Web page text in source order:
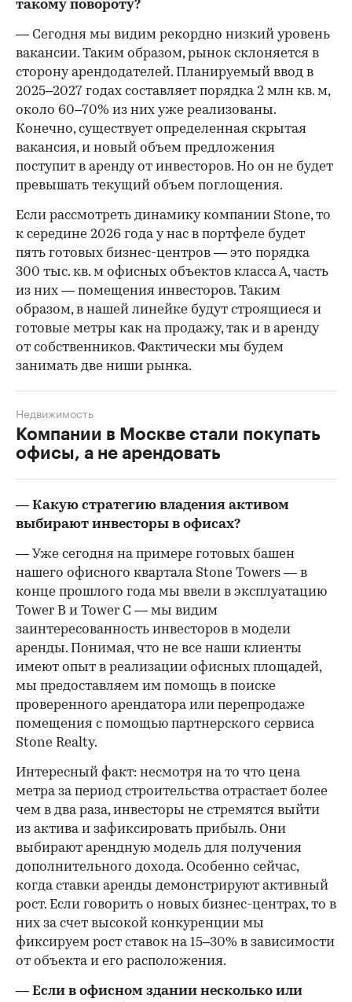
такому повороту?
— Сегодня мы видим рекордно низкий уровень
вакансии. Таким образом, рынок склоняется в
сторону арендодателей. Планируемый ввод в
2025–2027 годах составляет порядка 2 млн кв. м,
около 60–70% из них уже реализованы.
Конечно, существует определенная скрытая
вакансия, и новый объем предложения
поступит в аренду от инвесторов. Но он не будет
превышать текущий объем поглощения.
Если рассмотреть динамику компании Stone, то
к середине 2026 года у нас в портфеле будет
пять готовых бизнес-центров — это порядка
300 тыс. кв. м офисных объектов класса А, часть
из них — помещения инвесторов. Таким
образом, в нашей линейке будут строящиеся и
готовые метры как на продажу, так и в аренду
от собственников. Фактически мы будем
занимать две ниши рынка.
Компании в Москве стали покупать
офисы, а не арендовать
Недвижимость
— Какую стратегию владения активом
выбирают инвесторы в офисах?
— Уже сегодня на примере готовых башен
нашего офисного квартала Stone Towers — в
конце прошлого года мы ввели в эксплуатацию
Tower B и Tower C — мы видим
заинтересованность инвесторов в модели
аренды. Понимая, что не все наши клиенты
имеют опыт в реализации офисных площадей,
мы предоставляем им помощь в поиске
проверенного арендатора или перепродаже
помещения с помощью партнерского сервиса
Stone Realty.
Интересный факт: несмотря на то что цена
метра за период строительства отрастает более
чем в два раза, инвесторы не стремятся выйти
из актива и зафиксировать прибыль. Они
выбирают арендную модель для получения
дополнительного дохода. Особенно сейчас,
когда ставки аренды демонстрируют активный
рост. Если говорить о новых бизнес-центрах, то в
них за счет высокой конкуренции мы
фиксируем рост ставок на 15–30% в зависимости
от объекта и его расположения.
— Если в офисном здании несколько или